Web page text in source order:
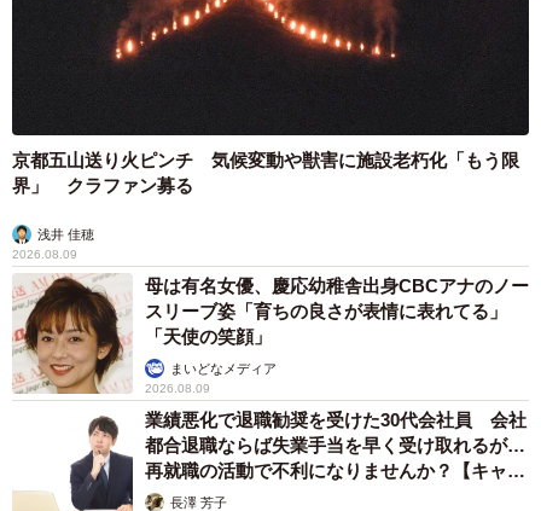
実際に「はじめての看取りになるかも？」という不安が
よぎった。しかし、ちょっとでも幸せを感じてもらえるよ
うに世話をしようという覚悟ができた。その一方で猫はメ
スでまだ若いということも分かった。
うるま農場という公園で保護したことから「うる」とい
う言葉に愛嬌をのせて「うーたー」と名付けた。状態が悪
かった分、元気になったと感じるまで時間がかかったが、
少しずつ体重が増え、立つ足にも力が入るようになった。
2カ月ほど経ったころだろうか。ようやく毛が生え変わり
始め、小さいながらも鳴き声が出るように。本来のうーた
ーの身体に戻っているのだと嬉しい気持ちになった。ずっ
と無反応だったおもちゃで初めて遊んだ時には、心が通い
合えたような気がして感動で涙が出た。「うーたー本当に
京都五山送り火ピンチ 気候変動や獣害に施設老朽化「もう限
界」 クラファン募る
浅井 佳穂
2026.08.09
母は有名女優、慶応幼稚舎出身CBCアナのノー
スリーブ姿「育ちの良さが表情に表れてる」
「天使の笑顔」
まいどなメディア
2026.08.09
業績悪化で退職勧奨を受けた30代会社員 会社
都合退職ならば失業手当を早く受け取れるが…
再就職の活動で不利になりませんか？【キャリ
アカウンセラーが解説】
長澤 芳子